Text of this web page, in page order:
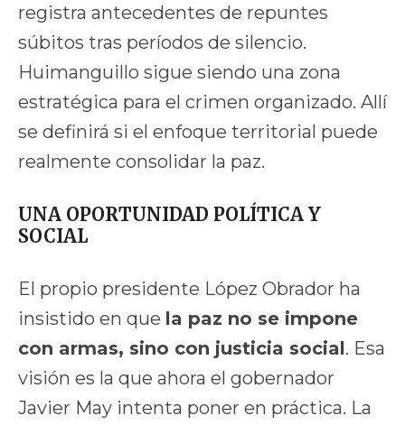
registra antecedentes de repuntes
súbitos tras períodos de silencio.
Huimanguillo sigue siendo una zona
estratégica para el crimen organizado. Allí
se definirá si el enfoque territorial puede
realmente consolidar la paz.
UNA OPORTUNIDAD POLÍTICA Y
SOCIAL
El propio presidente López Obrador ha
insistido en que la paz no se impone
con armas, sino con justicia social. Esa
visión es la que ahora el gobernador
Javier May intenta poner en práctica. La